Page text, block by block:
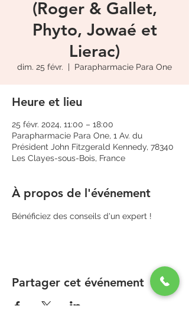
(Roger & Gallet,
Phyto, Jowaé et
Lierac)
dim. 25 févr.
  |
Parapharmacie Para One
Heure et lieu
25 févr. 2024, 11:00 – 18:00
Parapharmacie Para One, 1 Av. du
Président John Fitzgerald Kennedy, 78340
Les Clayes-sous-Bois, France
À propos de l'événement
Bénéficiez des conseils d'un expert !
Partager cet événement